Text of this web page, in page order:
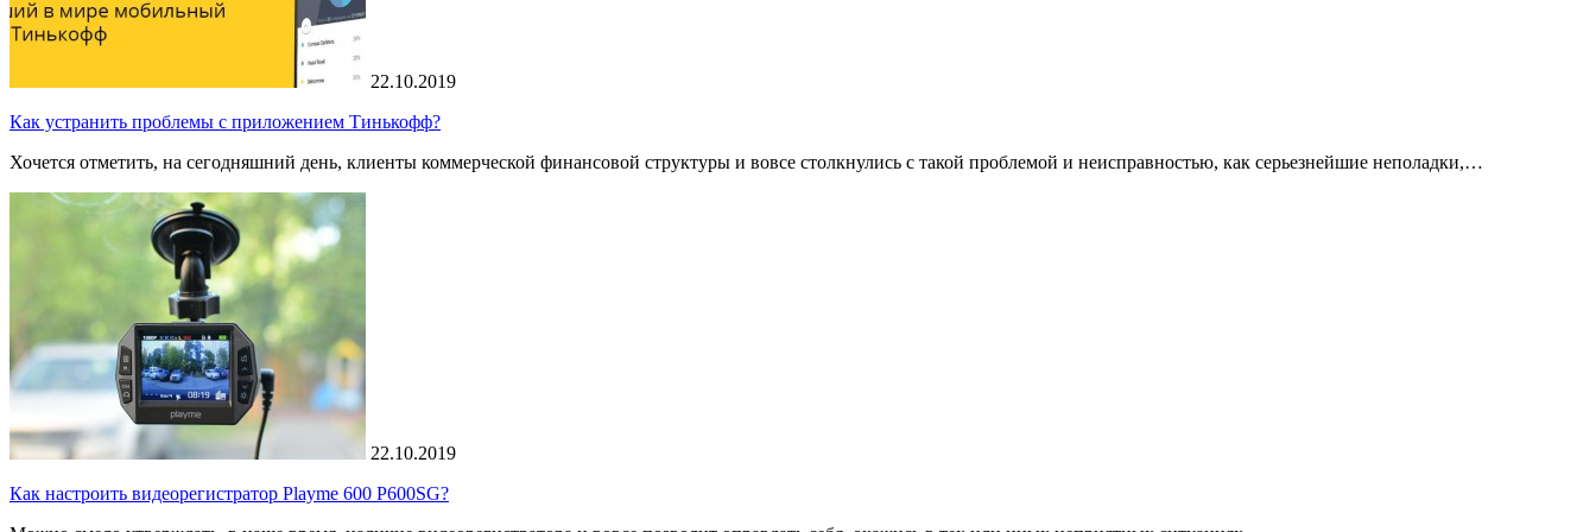
22.10.2019
Как устранить проблемы с приложением Тинькофф?
Хочется отметить, на сегодняшний день, клиенты коммерческой финансовой структуры и вовсе столкнулись с такой проблемой и неисправностью, как серьезнейшие неполадки,…
22.10.2019
Как настроить видеорегистратор Playme 600 P600SG?